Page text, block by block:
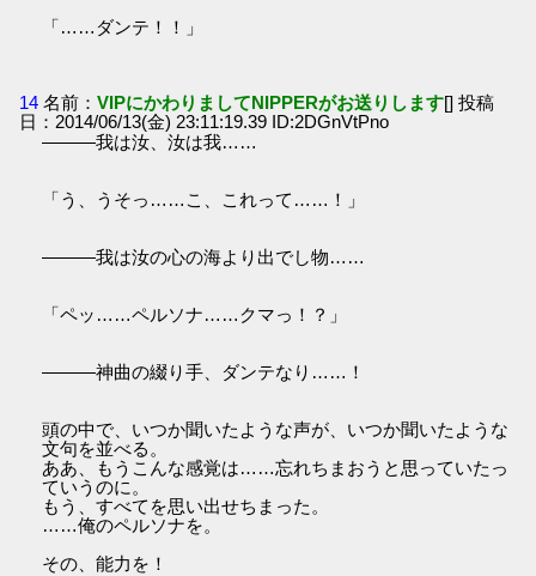
「……ダンテ！！」
14 名前：VIPにかわりましてNIPPERがお送りします[] 投稿
日：2014/06/13(金) 23:11:19.39 ID:2DGnVtPno
―――我は汝、汝は我……
「う、うそっ……こ、これって……！」
―――我は汝の心の海より出でし物……
「ペッ……ペルソナ……クマっ！？」
―――神曲の綴り手、ダンテなり……！
頭の中で、いつか聞いたような声が、いつか聞いたような
文句を並べる。
ああ、もうこんな感覚は……忘れちまおうと思っていたっ
ていうのに。
もう、すべてを思い出せちまった。
……俺のペルソナを。
その、能力を！